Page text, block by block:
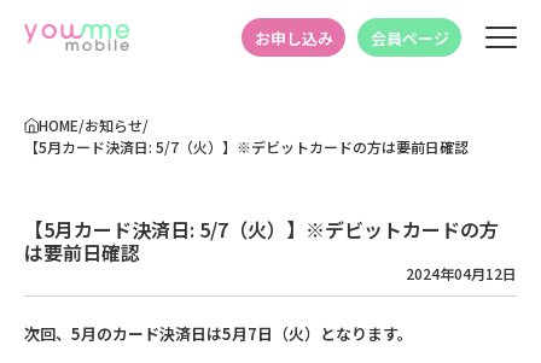
お申し込み 会員ページ
HOME/お知らせ/
【5月カード決済日: 5/7（火）】※デビットカードの方は要前日確認
【5月カード決済日: 5/7（火）】※デビットカードの方
は要前日確認
2024年04月12日
次回、5月のカード決済日は5月7日（火）となります。